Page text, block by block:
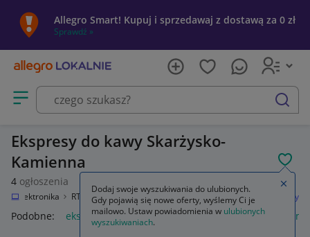
Allegro Smart! Kupuj i sprzedawaj z dostawą za 0 zł
Sprawdź »
Otwórz menu z kategoriami
szukaj
Ekspresy do kawy Skarżysko-
Kamienna
4 ogłoszenia
Elektronika RTV i AGD AGD drobne Do kuchni Ekspresy do kawy
Podobne: ekspres do kawy ekspres do kawy z młynkiem
Dodaj swoje wyszukiwania do ulubionych.
Gdy pojawią się nowe oferty, wyślemy Ci je
mailowo. Ustaw powiadomienia w ulubionych
wyszukiwaniach.